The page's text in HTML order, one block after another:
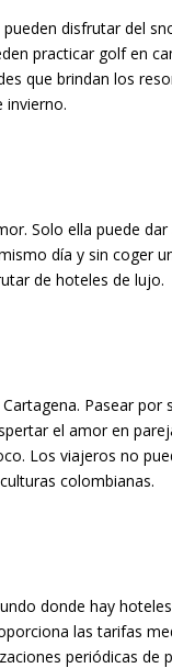
disfrutar del
practicar golf en
que brindan los
invierno.
Solo ella puede
día y sin coger
de hoteles de lujo.
Pasear por
el amor en
Los viajeros no
colombianas.
donde hay
las tarifas
periódicas de